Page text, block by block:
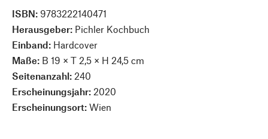
ISBN: 9783222140471
Herausgeber: Pichler Kochbuch
Einband: Hardcover
Maße: B 19 × T 2,5 × H 24,5 cm
Seitenanzahl: 240
Erscheinungsjahr: 2020
Erscheinungsort: Wien